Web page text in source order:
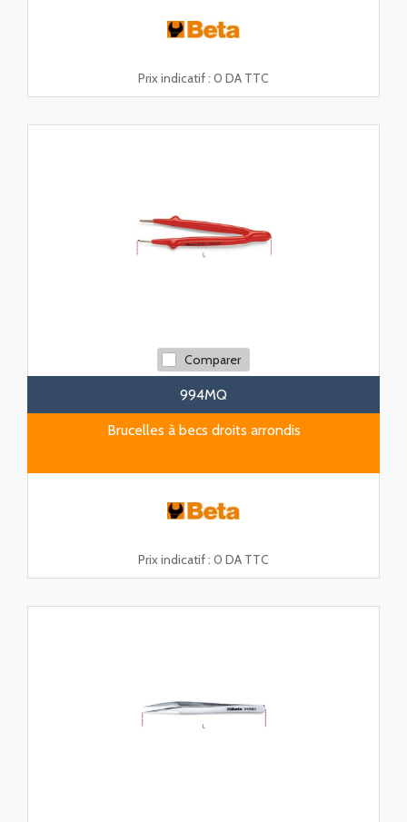
Prix indicatif : 0 DA TTC
Comparer
994MQ
Brucelles à becs droits arrondis
Prix indicatif : 0 DA TTC